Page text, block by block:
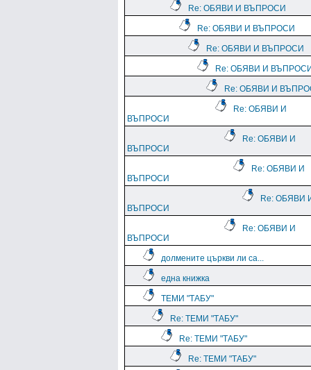
Re: ОБЯВИ И ВЪПРОСИ
Re: ОБЯВИ И ВЪПРОСИ
Re: ОБЯВИ И ВЪПРОСИ
Re: ОБЯВИ И
Re: ОБЯВИ И
Re: ОБЯВИ И
ВЪПРОСИ
Re: ОБЯВИ И
ВЪПРОСИ
Re: ОБЯВИ И
ВЪПРОСИ
Re: ОБЯВИ
ВЪПРОСИ
Re: ОБЯВИ И
ВЪПРОСИ
долмените църкви ли са...
една книжка
ТЕМИ "ТАБУ"
Re: ТЕМИ "ТАБУ"
Re: ТЕМИ "ТАБУ"
Re: ТЕМИ "ТАБУ"